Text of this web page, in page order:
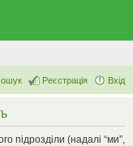
Вхід
Реєстрація
підрозділи (надалі “ми”,